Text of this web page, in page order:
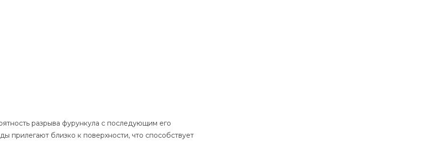
разрыва фурункула с последующим его
прилегают близко к поверхности, что способствует